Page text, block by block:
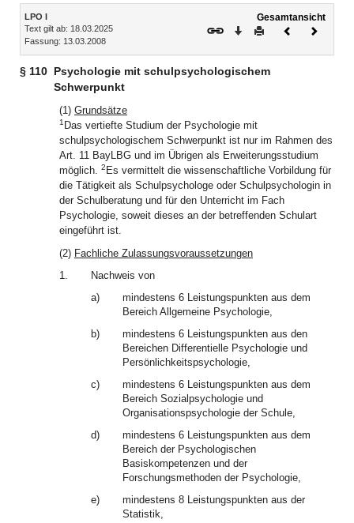
Inhalt
LPO I
Text gilt ab: 18.03.2025
Fassung: 13.03.2008
Gesamtansicht
Download
DruckenVorheriges
§ 110 Psychologie mit schulpsychologischem
Schwerpunkt
(1) Grundsätze
1 Das vertiefte Studium der Psychologie mit
schulpsychologischem Schwerpunkt ist nur im Rahmen des
Art. 11 BayLBG und im Übrigen als Erweiterungsstudium
möglich. 2 Es vermittelt die wissenschaftliche Vorbildung für
die Tätigkeit als Schulpsychologe oder Schulpsychologin in
der Schulberatung und für den Unterricht im Fach
Psychologie, soweit dieses an der betreffenden Schulart
eingeführt ist.
(2) Fachliche Zulassungsvoraussetzungen
1.
Nachweis von
a)
mindestens 6 Leistungspunkten aus dem
Bereich Allgemeine Psychologie,
b)
mindestens 6 Leistungspunkten aus den
Bereichen Differentielle Psychologie und
Persönlichkeitspsychologie,
c)
mindestens 6 Leistungspunkten aus dem
Bereich Sozialpsychologie und
Organisationspsychologie der Schule,
d)
mindestens 6 Leistungspunkten aus dem
Bereich der Psychologischen
Basiskompetenzen und der
Forschungsmethoden der Psychologie,
e)
mindestens 8 Leistungspunkten aus der
Statistik,